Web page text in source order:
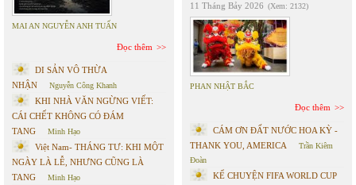
MAI AN NGUYỄN ANH TUẤN
Đọc thêm
DI SẢN VÔ THỪA
NHẬN
Nguyễn Công Khanh
KHI NHÀ VĂN NGỪNG VIẾT:
CÁI CHẾT KHÔNG CÓ ĐÁM
TANG
Minh Hạo
Việt Nam- THÁNG TƯ: KHI MỘT
NGÀY LÀ LỄ, NHƯNG CŨNG LÀ
TANG
Minh Hạo
11 Tháng Bảy 2026 (Xem: 2132)
PHAN NHẬT BẮC
Đọc thêm
CÁM ƠN ĐẤT NƯỚC HOA KỲ -
THANK YOU, AMERICA
Trần Kiêm
Đoàn
KỂ CHUYỆN FIFA WORLD CUP